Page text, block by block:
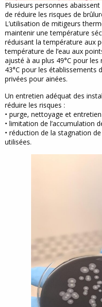
Plusieurs personnes
de réduire les risques de
L’utilisation de mitigeurs
maintenir une température
réduisant la température aux
température de l’eau aux
ajusté à au plus 49°C pour
43°C pour les établissements
privées pour ainées.
Un entretien adéquat des
réduire les risques :
• purge, nettoyage et
• limitation de l’accumulation
• réduction de la stagnation
utilisées.